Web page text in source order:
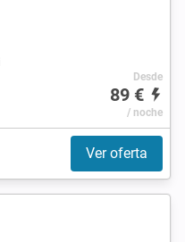
Desde
89 €
/ noche
Ver oferta